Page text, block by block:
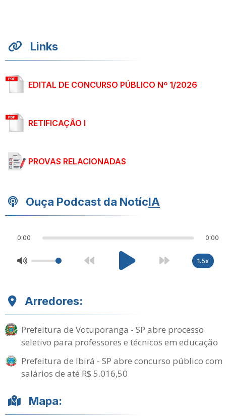
Links
EDITAL DE CONCURSO PÚBLICO Nº 1/2026
RETIFICAÇÃO I
PROVAS RELACIONADAS
Ouça Podcast da NotícIA
0:00 0:00
1.5x
Arredores:
Prefeitura de Votuporanga - SP abre processo
seletivo para professores e técnicos em educação
Prefeitura de Ibirá - SP abre concurso público com
salários de até R$ 5.016,50
Mapa: